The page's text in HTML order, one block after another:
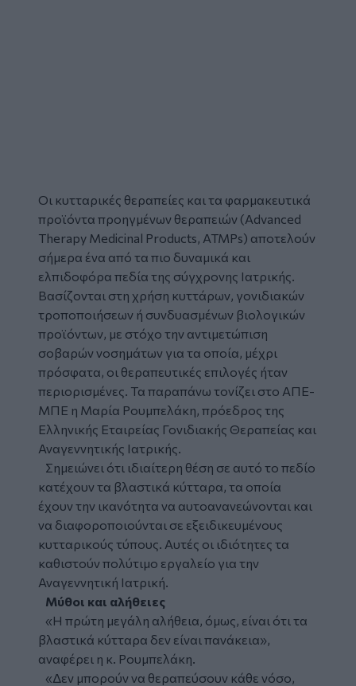
Οι κυτταρικές θεραπείες και τα φαρμακευτικά
προϊόντα προηγμένων θεραπειών (Advanced
Therapy Medicinal Products, ATMPs) αποτελούν
σήμερα ένα από τα πιο δυναμικά και
ελπιδοφόρα πεδία της σύγχρονης Ιατρικής.
Βασίζονται στη χρήση κυττάρων, γονιδιακών
τροποποιήσεων ή συνδυασμένων βιολογικών
προϊόντων, με στόχο την αντιμετώπιση
σοβαρών νοσημάτων για τα οποία, μέχρι
πρόσφατα, οι θεραπευτικές επιλογές ήταν
περιορισμένες. Τα παραπάνω τονίζει στο ΑΠΕ-
ΜΠΕ η Μαρία Ρουμπελάκη, πρόεδρος της
Ελληνικής Εταιρείας Γονιδιακής Θεραπείας και
Αναγεννητικής Ιατρικής.
Σημειώνει ότι ιδιαίτερη θέση σε αυτό το πεδίο
κατέχουν τα βλαστικά κύτταρα, τα οποία
έχουν την ικανότητα να αυτοανανεώνονται και
να διαφοροποιούνται σε εξειδικευμένους
κυτταρικούς τύπους. Αυτές οι ιδιότητες τα
καθιστούν πολύτιμο εργαλείο για την
Αναγεννητική Ιατρική.
Μύθοι και αλήθειες
«Η πρώτη μεγάλη αλήθεια, όμως, είναι ότι τα
βλαστικά κύτταρα δεν είναι πανάκεια»,
αναφέρει η κ. Ρουμπελάκη.
«Δεν μπορούν να θεραπεύσουν κάθε νόσο,